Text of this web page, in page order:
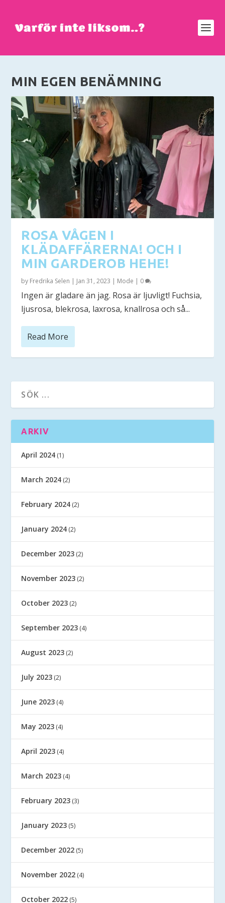
MIN EGEN BENÄMNING
ROSA VÅGEN I
KLÄDAFFÄRERNA! OCH I
MIN GARDEROB HEHE!
by Fredrika Selen | Jan 31, 2023 | Mode | 0
Ingen är gladare än jag. Rosa är ljuvligt! Fuchsia,
ljusrosa, blekrosa, laxrosa, knallrosa och så...
Read More
ARKIV
April 2024 (1)
March 2024 (2)
February 2024 (2)
January 2024 (2)
December 2023 (2)
November 2023 (2)
October 2023 (2)
September 2023 (4)
August 2023 (2)
July 2023 (2)
June 2023 (4)
May 2023 (4)
April 2023 (4)
March 2023 (4)
February 2023 (3)
January 2023 (5)
December 2022 (5)
November 2022 (4)
October 2022 (5)